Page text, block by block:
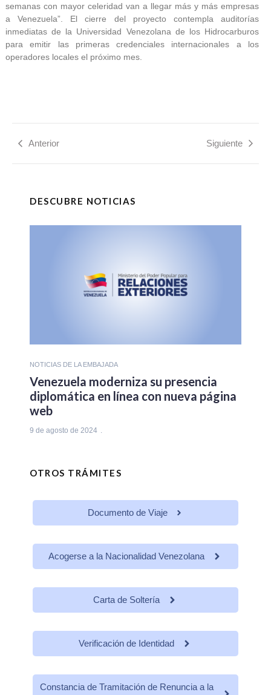
semanas con mayor celeridad van a llegar más y más empresas
a Venezuela”. El cierre del proyecto contempla auditorías
inmediatas de la Universidad Venezolana de los Hidrocarburos
para emitir las primeras credenciales internacionales a los
operadores locales el próximo mes.
Anterior Siguiente
DESCUBRE NOTICIAS
NOTICIAS DE LA EMBAJADA
Venezuela moderniza su presencia
diplomática en línea con nueva página
web
9 de agosto de 2024
OTROS TRÁMITES
Documento de Viaje
Acogerse a la Nacionalidad Venezolana
Carta de Soltería
Verificación de Identidad
Constancia de Tramitación de Renuncia a la